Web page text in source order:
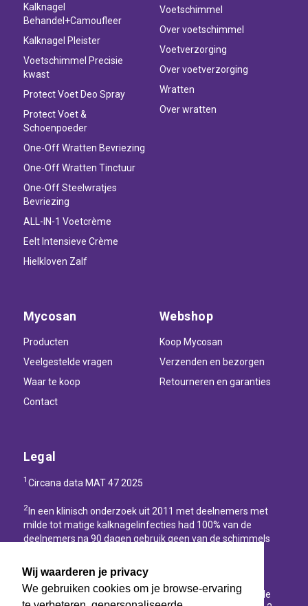
Wij waarderen je privacy
We gebruiken cookies om je browse-ervaring
Kalknagel
Behandel+Camoufleer
Kalknagel Pleister
Voetschimmel Precisie
kwast
Protect Voet Deo Spray
Protect Voet &
Schoenpoeder
One-Off Wratten Bevriezing
One-Off Wratten Tinctuur
One-Off Steelwratjes
Bevriezing
ALL-IN-1 Voetcrème
Eelt Intensieve Crème
Hielkloven Zalf
Voetschimmel
Over voetschimmel
Voetverzorging
Over voetverzorging
Wratten
Over wratten
Mycosan
Producten
Veelgestelde vragen
Waar te koop
Contact
Webshop
Koop Mycosan
Verzenden en bezorgen
Retourneren en garanties
Legal
1 Circana data MAT 47 2025
2In een klinisch onderzoek uit 2011 met deelnemers met
milde tot matige kalknagelinfecties had 100% van de
deelnemers na 90 dagen gebruik geen van de schimmels
Candida albicans) die kalknagels veroorzaken.
3In een consumentenonderzoek uit 2011 zag 92% van de